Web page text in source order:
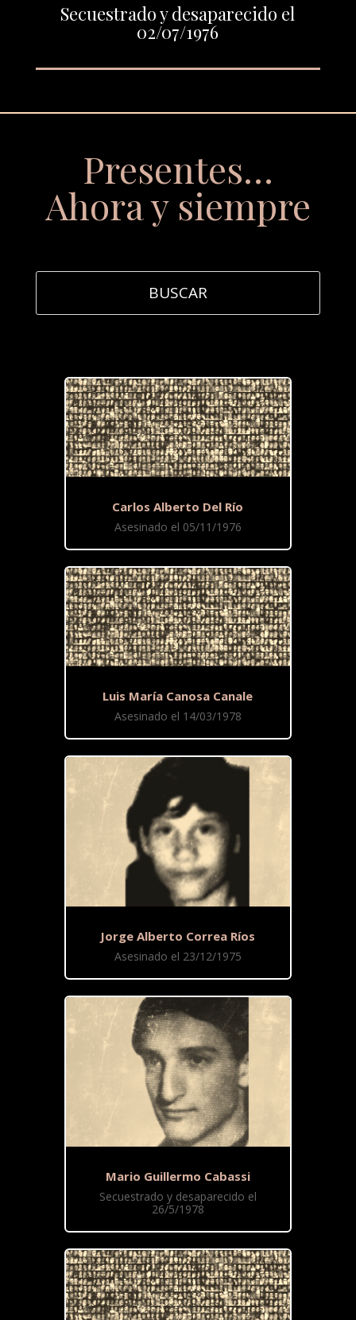
Secuestrado y desaparecido el
02/07/1976
Presentes…
Ahora y siempre
Carlos Alberto Del Río
Asesinado el 05/11/1976
Luis María Canosa Canale
Asesinado el 14/03/1978
Jorge Alberto Correa Ríos
Asesinado el 23/12/1975
Mario Guillermo Cabassi
Secuestrado y desaparecido el
26/5/1978